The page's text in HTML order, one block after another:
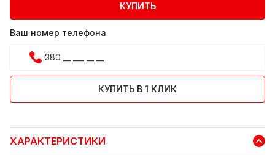
КУПИТЬ
Ваш номер телефона
КУПИТЬ В 1 КЛИК
ХАРАКТЕРИСТИКИ